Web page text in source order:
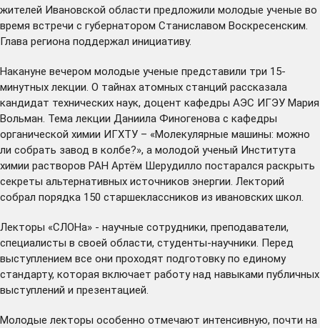
жителей Ивановской области предложили молодые ученые во
время встречи с губернатором Станиславом Воскресенским.
Глава региона поддержал инициативу.
Накануне вечером молодые ученые представили три 15-
минутных лекции. О тайнах атомных станций рассказала
кандидат технических наук, доцент кафедры АЭС ИГЭУ Мария
Вольман. Тема лекции Даниила Финогенова с кафедры
органической химии ИГХТУ – «Молекулярные машины: можно
ли собрать завод в колбе?», а молодой ученый Института
химии растворов РАН Артём Шерудилло постарался раскрыть
секреты альтернативных источников энергии. Лекторий
собрал порядка 150 старшеклассников из ивановских школ.
Лекторы «СЛОНа» - научные сотрудники, преподаватели,
специалисты в своей области, студенты-научники. Перед
выступлением все они проходят подготовку по единому
стандарту, которая включает работу над навыками публичных
выступлений и презентацией.
Молодые лекторы особенно отмечают интенсивную, почти на